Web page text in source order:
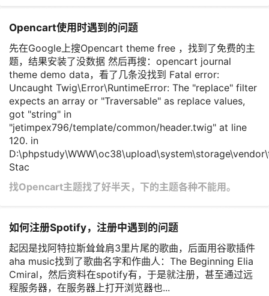
Opencart使用时遇到的问题
先在Google上搜Opencart theme free ，找到了免费的主
题，结果安装了没数据 然后再搜：opencart journal
theme demo data，看了几条没找到 Fatal error:
Uncaught Twig\Error\RuntimeError: The "replace" filter
expects an array or "Traversable" as replace values,
got "string" in
"jetimpex796/template/common/header.twig" at line
120. in
Stac
​找Opencart主题找了好半天，下的主题各种不能用。
如何注册Spotify，注册中遇到的问题
起因是找阿特拉斯耸耸肩3里片尾的歌曲，后面用谷歌插件
aha music找到了歌曲名字和作曲人：The Beginning Elia
Cmiral，然后资料在spotify有，于是就注册，甚至通过远
程服务器，在服务器上打开浏览器也...